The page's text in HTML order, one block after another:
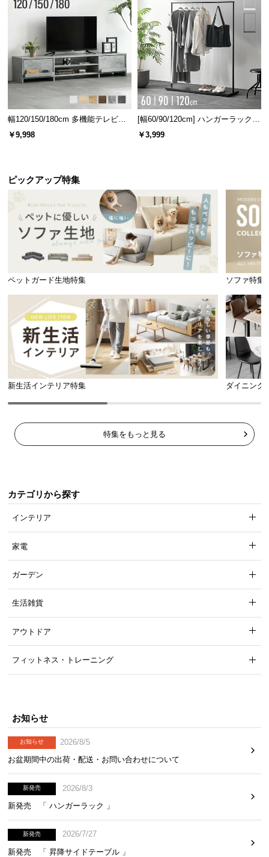
耐荷重 約200㎏
贅沢クッションで柔らかな座り心地
クッション性抜群の背もたれと座面。太陽を浴びな
がら、深く安らかなリラックスタイムが始まりま
す。
座面クッション
背もたれクッション
腰をしっかり支える座面クッション
高反発のウレタンフォームを使用し、腰をしっかり
体を優しく支える背もたれクッション
屋外用では珍しい背もたれクッション付き。羽毛の
ような感触のシリコンフィルが体を優しく包みま
す。
広々設計で癒しの時間を
幅120/150/180cm 多機能テレビボ
ード 木目/石目調 オープン収納・
引き出し収納付き
￥9,998
[幅60/90/120cm] ハンガーラック
スチール 4段階高さ調節 サイドフ
ック オープンラック シンプル
￥3,999
ピックアップ特集
ペットガード生地特集 ソファ特集
新生活インテリア特集 ダイニング
特集をもっと見る
カテゴリから探す
インテリア
家電
ガーデン
生活雑貨
アウトドア
フィットネス・トレーニング
お知らせ
お知らせ
2026/8/5
お盆期間中の出荷・配送・お問い合わせについて
新発売
2026/8/3
新発売 「 ハンガーラック 」
新発売
2026/7/27
新発売 「 昇降サイドテーブル 」